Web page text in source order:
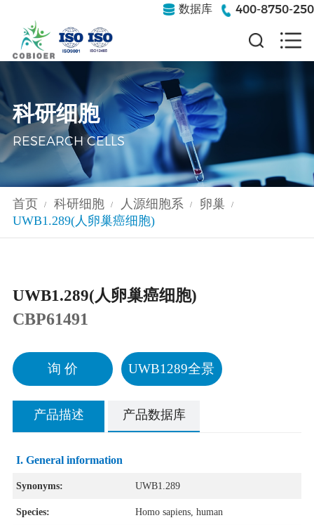
数据库 400-8750-250
科研细胞
RESEARCH CELLS
首页 / 科研细胞 / 人源细胞系 / 卵巢 /
UWB1.289(人卵巢癌细胞)
UWB1.289(人卵巢癌细胞)
CBP61491
询 价 UWB1289全景
产品描述 产品数据库
I. General information
Synonyms: UWB1.289
Species: Homo sapiens, human